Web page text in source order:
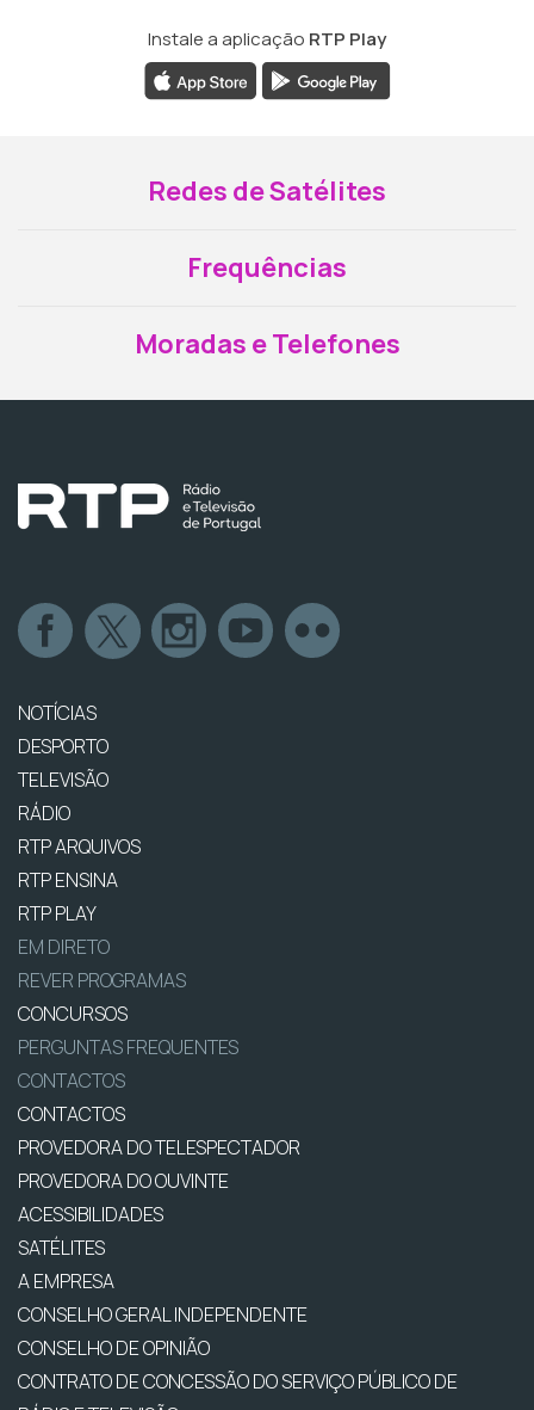
Instale a aplicação RTP Play
Redes de Satélites
Frequências
Moradas e Telefones
NOTÍCIAS
DESPORTO
TELEVISÃO
RÁDIO
RTP ARQUIVOS
RTP ENSINA
RTP PLAY
EM DIRETO
REVER PROGRAMAS
CONCURSOS
PERGUNTAS FREQUENTES
CONTACTOS
CONTACTOS
PROVEDORA DO TELESPECTADOR
PROVEDORA DO OUVINTE
ACESSIBILIDADES
SATÉLITES
A EMPRESA
CONSELHO GERAL INDEPENDENTE
CONSELHO DE OPINIÃO
CONTRATO DE CONCESSÃO DO SERVIÇO PÚBLICO DE